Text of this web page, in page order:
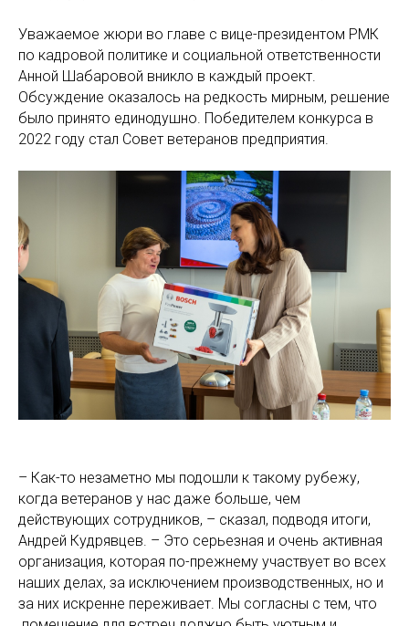
Уважаемое жюри во главе с вице-президентом РМК
по кадровой политике и социальной ответственности
Анной Шабаровой вникло в каждый проект.
Обсуждение оказалось на редкость мирным, решение
было принято единодушно. Победителем конкурса в
2022 году стал Совет ветеранов предприятия.
– Как-то незаметно мы подошли к такому рубежу,
когда ветеранов у нас даже больше, чем
действующих сотрудников, – сказал, подводя итоги,
Андрей Кудрявцев. – Это серьезная и очень активная
организация, которая по-прежнему участвует во всех
наших делах, за исключением производственных, но и
за них искренне переживает. Мы согласны с тем, что